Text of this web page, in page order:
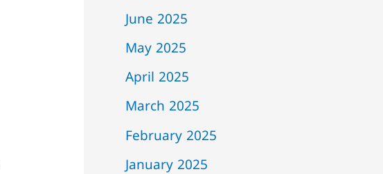
June 2025
May 2025
April 2025
March 2025
February 2025
January 2025